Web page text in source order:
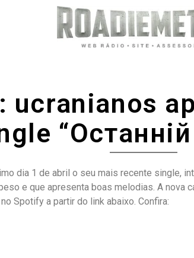
ucranianos
dia 1 de abril o seu mais recente single,
e que apresenta boas melodias. A nova
Spotify a partir do link abaixo. Confira: